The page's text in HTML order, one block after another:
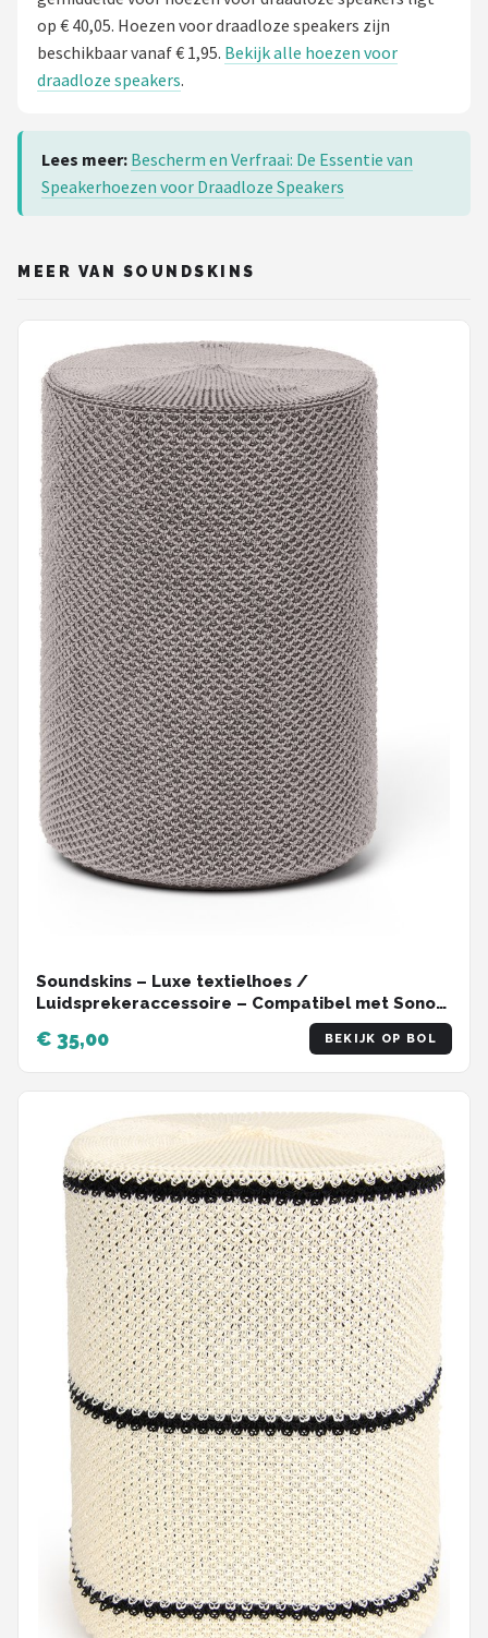
op € 40,05. Hoezen voor draadloze speakers zijn
beschikbaar vanaf € 1,95. Bekijk alle hoezen voor
draadloze speakers.
Lees meer: Bescherm en Verfraai: De Essentie van
Speakerhoezen voor Draadloze Speakers
MEER VAN SOUNDSKINS
Soundskins – Luxe textielhoes /
Luidsprekeraccessoire – Compatibel met Sonos
€ 35,00 BEKIJK OP BOL